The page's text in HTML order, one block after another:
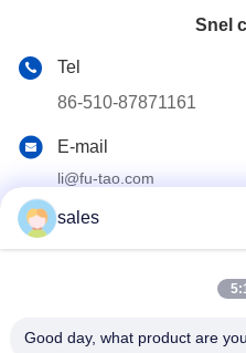
Snel
Tel
86-510-87871161
E-mail
li@fu-tao.com
Adres
No.1 Xinghe Road,
sales
Good day, what product are